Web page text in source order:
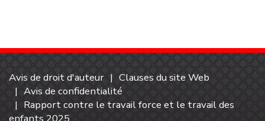
Avis de droit d'auteur
Clauses du site Web
Avis de confidentialité
Rapport contre le travail force et le travail des